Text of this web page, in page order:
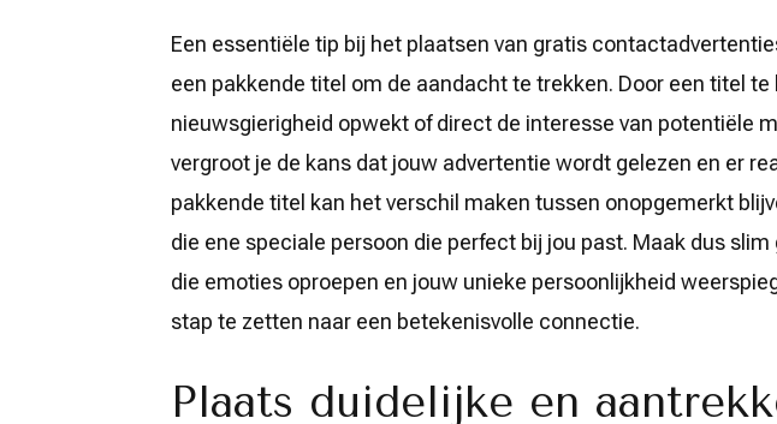
Een essentiële tip bij het plaatsen van gratis
een pakkende titel om de aandacht te trekken. Door een titel te
nieuwsgierigheid opwekt of direct de interesse van potentiële
vergroot je de kans dat jouw advertentie wordt gelezen en er
pakkende titel kan het verschil maken tussen onopgemerkt
die ene speciale persoon die perfect bij jou past. Maak dus
die emoties oproepen en jouw unieke persoonlijkheid
stap te zetten naar een betekenisvolle connectie.
Plaats duidelijke en